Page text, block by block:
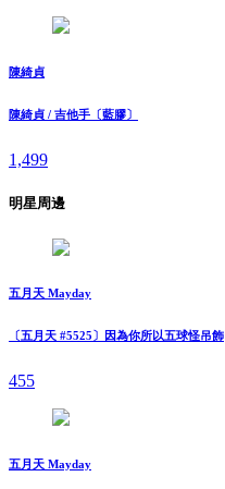
陳綺貞
陳綺貞 / 吉他手〔藍膠〕
1,499
明星周邊
五月天 Mayday
〔五月天 #5525〕因為你所以五球怪吊飾
455
五月天 Mayday